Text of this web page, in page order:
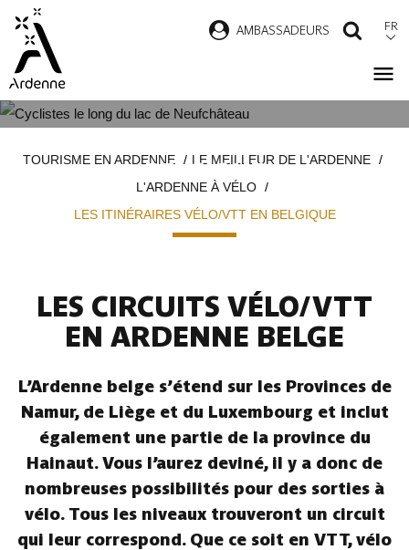
contenu
principal
AMBASSADEURS FR
BELGIQUE
d'ArianeTOURISME EN ARDENNE
LE MEILLEUR DE L'ARDENNE
L'ARDENNE À VÉLO
LES ITINÉRAIRES VÉLO/VTT EN BELGIQUE
LES CIRCUITS VÉLO/VTT
EN ARDENNE BELGE
L’Ardenne belge s’étend sur les Provinces de
Namur, de Liège et du Luxembourg et inclut
également une partie de la province du
Hainaut. Vous l’aurez deviné, il y a donc de
nombreuses possibilités pour des sorties à
vélo. Tous les niveaux trouveront un circuit
qui leur correspond. Que ce soit en VTT, vélo